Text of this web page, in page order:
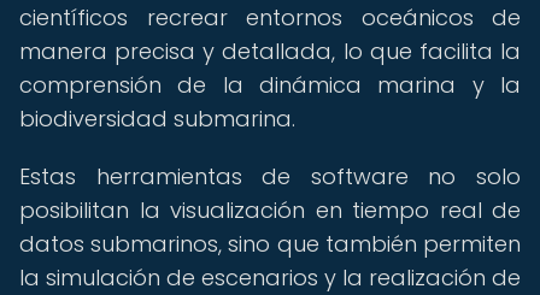
científicos recrear entornos oceánicos de
manera precisa y detallada, lo que facilita la
comprensión de la dinámica marina y la
biodiversidad submarina.
Estas herramientas de software no solo
posibilitan la visualización en tiempo real de
datos submarinos, sino que también permiten
la simulación de escenarios y la realización de